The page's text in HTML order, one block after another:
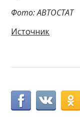
Фото: АВТОСТАТ
Источник